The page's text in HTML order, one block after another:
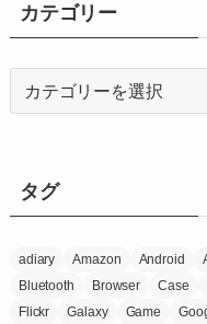
ブ
カテゴリー
ータグ
adiary Amazon Android
Bluetooth
Browser Case
Flickr
Galaxy Game